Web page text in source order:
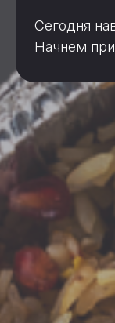
Сегодня
Начнем